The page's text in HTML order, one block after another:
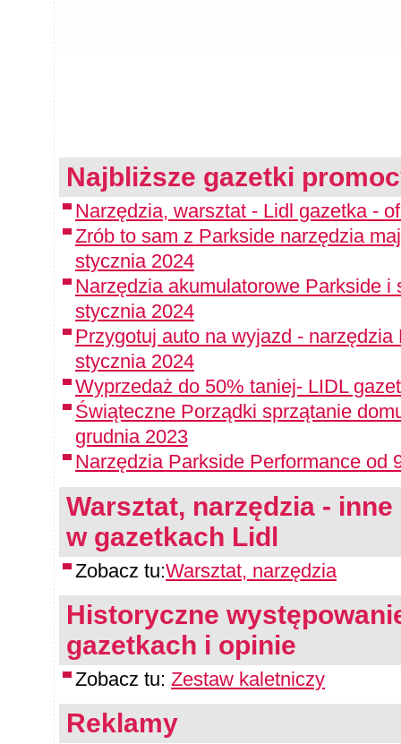
Najbliższe gazetki
Narzędzia, warsztat - Lidl gazetka -
Zrób to sam z Parkside narzędzia
stycznia 2024
Narzędzia akumulatorowe Parkside i
stycznia 2024
Przygotuj auto na wyjazd -
stycznia 2024
Wyprzedaż do 50% taniej- LIDL
Świąteczne Porządki sprzątanie
grudnia 2023
Narzędzia Parkside Performance od
Warsztat, narzędzia -
w gazetkach Lidl
Zobacz tu:Warsztat, narzędzia
Historyczne
gazetkach i opinie
Zobacz tu: Zestaw kaletniczy
Reklamy